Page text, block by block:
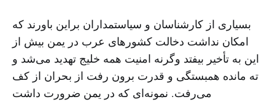
بسیاری از کارشناسان و سیاستمداران براین باورند که
امکان نداشت دخالت کشورهای عرب در یمن بیش از
این به تأخیر بیفتد وگرنه امنیت همه خلیج تهدید می‌شد و
ته مانده همبستگی و قدرت برون رفت از بحران از کف
می‌رفت. نمونه‌ای که در یمن ضرورت داشت